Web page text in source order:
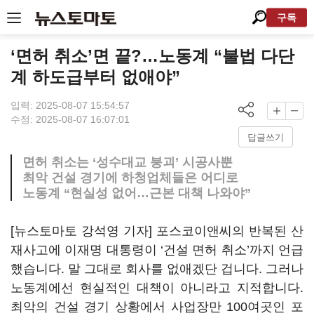
구독
‘면허 취소’면 끝?…노동계 “불법 다단
계 하도급부터 없애야”
입력: 2025-08-07 15:54:57
수정: 2025-08-07 16:07:01
답글쓰기
면허 취소는 ‘성수대교 붕괴’ 시공사뿐
최악 건설 경기에 하청업체들은 어디로
노동계 “현실성 없어…근본 대책 나와야”
[뉴스토마토 강석영 기자] 포스코이앤씨의 반복된 산
재사고에 이재명 대통령이 ‘건설 면허 취소’까지 언급
했습니다. 말 그대로 회사를 없애겠단 겁니다. 그러나
노동계에선 현실적인 대책이 아니라고 지적합니다.
최악의 건설 경기 상황에서 사업장만 100여곳인 포